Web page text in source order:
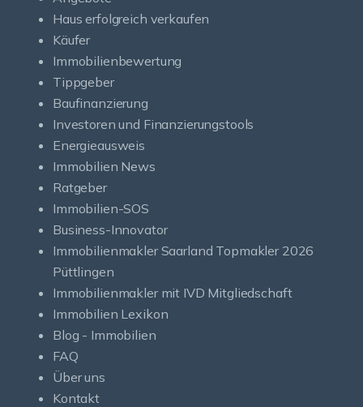
Haus erfolgreich verkaufen
Käufer
Immobilienbewertung
Tippgeber
Baufinanzierung
Investoren und Finanzierungstools
Energieausweis
Immobilien News
Ratgeber
Immobilien-SOS
Business-Innovator
Immobilienmakler Saarland Topmakler 2026
Püttlingen
Immobilienmakler mit IVD Mitgliedschaft
Immobilien Lexikon
Blog - Immobilien
FAQ
Über uns
Kontakt